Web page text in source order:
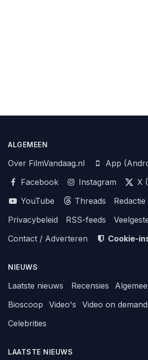
ALGEMEEN
Over FilmVandaag.nl
App
Facebook
Instagram
X
YouTube
Threads Redactie
Privacybeleid
RSS-feeds
Contact / Adverteren
Cookie-
NIEUWS
Laatste nieuws Recensies
Bioscoop
Video's Video on demand
Celebrities
LAATSTE NIEUWS